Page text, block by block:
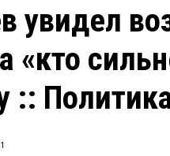
увидел
«кто
::